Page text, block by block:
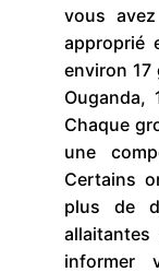
vous
approprié
environ 17
Ouganda,
Chaque
une
Certains
plus de
informer